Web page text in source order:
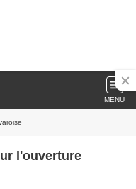
MENU
l'ouverture